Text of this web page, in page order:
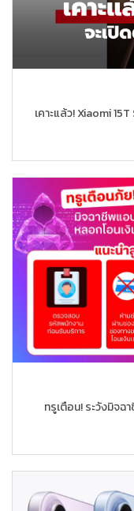
เคาะแล้ว! Xiaomi
ทรูเตือน! ระวังมิจฉ